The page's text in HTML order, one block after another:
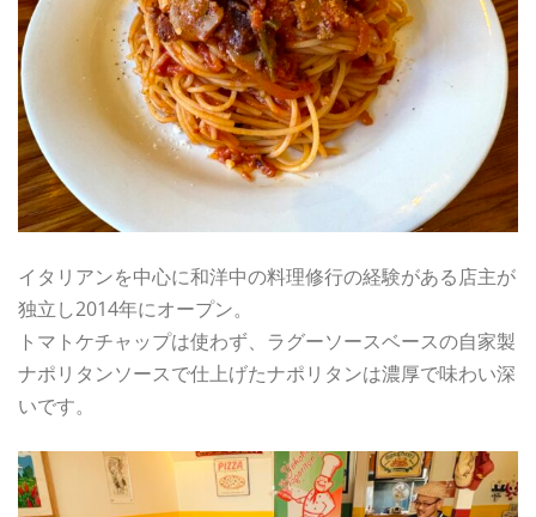
イタリアンを中心に和洋中の料理修行の経験がある店主が
独立し2014年にオープン。
トマトケチャップは使わず、ラグーソースベースの自家製
ナポリタンソースで仕上げたナポリタンは濃厚で味わい深
いです。